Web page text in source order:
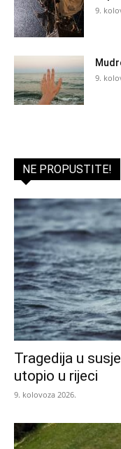
9.
9.
NE PROPUSTITE!
Tragedija u
utopio u rijeci
9. kolovoza 2026.